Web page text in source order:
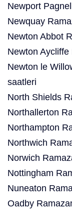
Newport
Newquay
Newton Abbot
Newton Aycliffe
Newton le
saatleri
North Shields
Northallerton
Northampton
Northwich
Norwich
Nottingham
Nuneaton
Oadby